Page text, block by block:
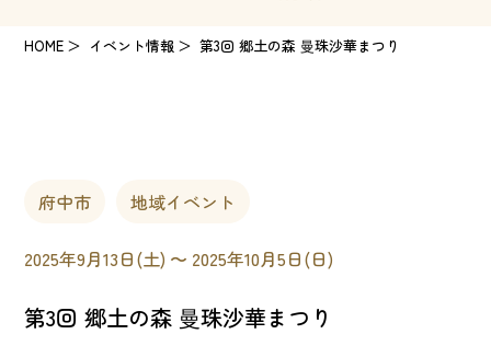
HOME イベント情報 第3回 郷土の森 曼珠沙華まつり
府中市 地域イベント
2025年9月13日(土) 〜 2025年10月5日(日)
第3回 郷土の森 曼珠沙華まつり